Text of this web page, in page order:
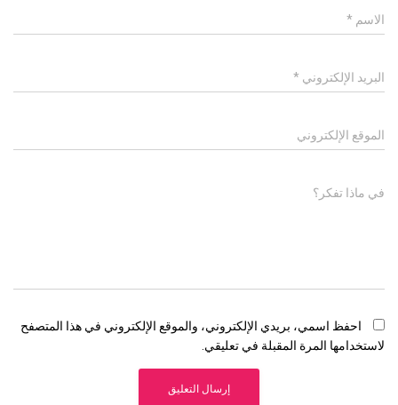
الاسم *
البريد الإلكتروني *
الموقع الإلكتروني
في ماذا تفكر؟
احفظ اسمي، بريدي الإلكتروني، والموقع الإلكتروني في هذا المتصفح
لاستخدامها المرة المقبلة في تعليقي.